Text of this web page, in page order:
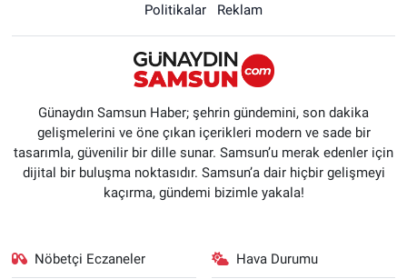
Politikalar
Reklam
Günaydın Samsun Haber; şehrin gündemini, son dakika
gelişmelerini ve öne çıkan içerikleri modern ve sade bir
tasarımla, güvenilir bir dille sunar. Samsun’u merak edenler için
dijital bir buluşma noktasıdır. Samsun’a dair hiçbir gelişmeyi
kaçırma, gündemi bizimle yakala!
Nöbetçi Eczaneler Hava Durumu